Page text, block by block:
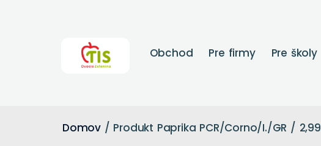
Obchod Pre firmy Pre školy
Domov / Produkt Paprika PCR/Corno/I./GR / 2,99